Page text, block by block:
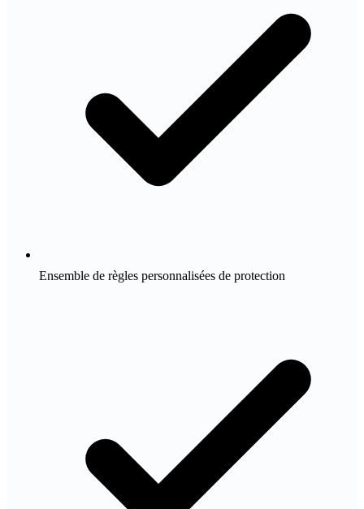
Ensemble de règles personnalisées de protection